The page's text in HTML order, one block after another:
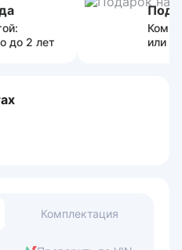
до 2 лет
или
Комплектация